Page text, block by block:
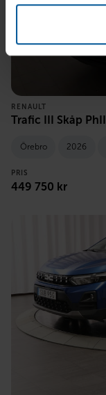
RENAULT
Trafic III Skåp
Örebro 2026
PRIS
449 750 kr